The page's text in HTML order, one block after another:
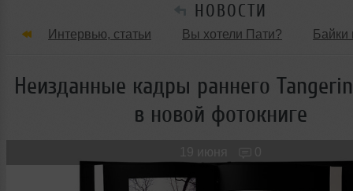
НОВОСТИ
Интервью, статьи Вы хотели Пати? Байки
Обзоры Вечеринок и
Мужчина & Женщина
Неизданные кадры раннего
в новой фотокниге